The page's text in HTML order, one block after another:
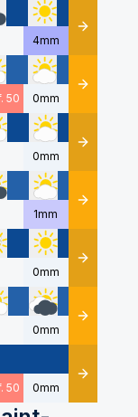
4mm Détails
50 0mm Détails
0mm Détails
1mm Détails
0mm Détails
0mm Détails
50 0mm Détails